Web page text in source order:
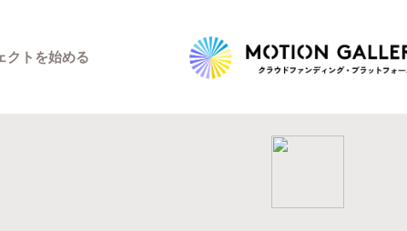
Highlight
クトを始める